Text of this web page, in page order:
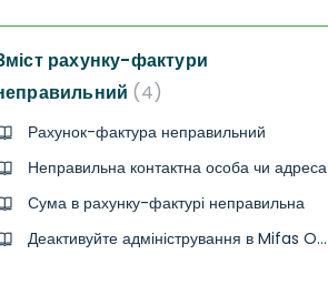
рахунку-фактури
4
Рахунок-фактура неправильний
Неправильна контактна особа чи адреса
Сума в рахунку-фактурі неправильна
Деактивуйте адміністрування в Mifas Online